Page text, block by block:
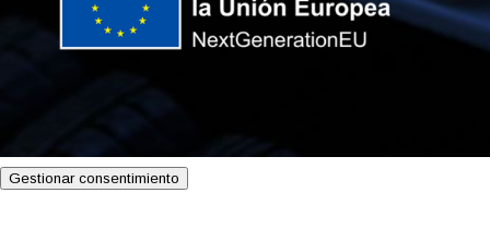
Gestionar consentimiento